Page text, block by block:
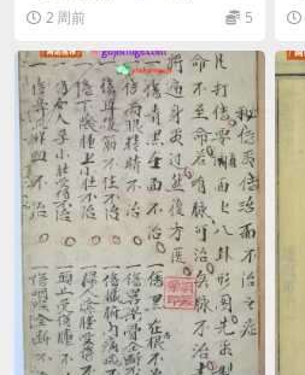
2 周前 5